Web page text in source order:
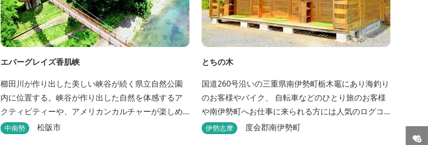
エバーグレイズ香肌峡
櫛田川が作り出した美しい峡谷が続く県立自然公園
内に位置する。峡谷が作り出した自然を体感するア
クティビティーや、アメリカンカルチャーが楽しめ
るイベント、櫛田川を眺めながら味わう本格的なア
中南勢 松阪市
とちの木
国道260号沿いの三重県南伊勢町栃木竈にあり海釣り
のお客様やバイク、 自転車などのひとり旅のお客様
や南伊勢町へお仕事に来られる方には人気のログコ
テージです。 ログコテージは全室、素泊まりとなっ
伊勢志摩 度会郡南伊勢町